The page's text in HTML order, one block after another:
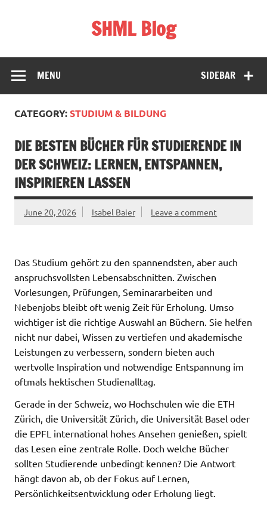
SHML Blog
SIDEBAR
MENU
CATEGORY:STUDIUM & BILDUNG
DIE BESTEN BÜCHER FÜR STUDIERENDE IN
DER SCHWEIZ: LERNEN, ENTSPANNEN,
INSPIRIEREN LASSEN
June 20, 2026 Isabel Baier Leave a comment
Das Studium gehört zu den spannendsten, aber auch
anspruchsvollsten Lebensabschnitten. Zwischen
Vorlesungen, Prüfungen, Seminararbeiten und
Nebenjobs bleibt oft wenig Zeit für Erholung. Umso
wichtiger ist die richtige Auswahl an Büchern. Sie helfen
nicht nur dabei, Wissen zu vertiefen und akademische
Leistungen zu verbessern, sondern bieten auch
wertvolle Inspiration und notwendige Entspannung im
oftmals hektischen Studienalltag.
Gerade in der Schweiz, wo Hochschulen wie die ETH
Zürich, die Universität Zürich, die Universität Basel oder
die EPFL international hohes Ansehen genießen, spielt
das Lesen eine zentrale Rolle. Doch welche Bücher
sollten Studierende unbedingt kennen? Die Antwort
hängt davon ab, ob der Fokus auf Lernen,
Persönlichkeitsentwicklung oder Erholung liegt.